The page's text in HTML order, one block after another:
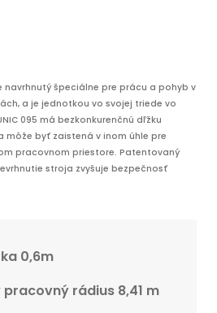
navrhnutý špeciálne pre prácu a pohyb v
a je jednotkou vo svojej triede vo
095 má bezkonkurenčnú dľžku
byť zaistená v inom úhle pre
pracovnom priestore. Patentovaný
stroja zvyšuje bezpečnosť
0,6m
rádius 8,41 m